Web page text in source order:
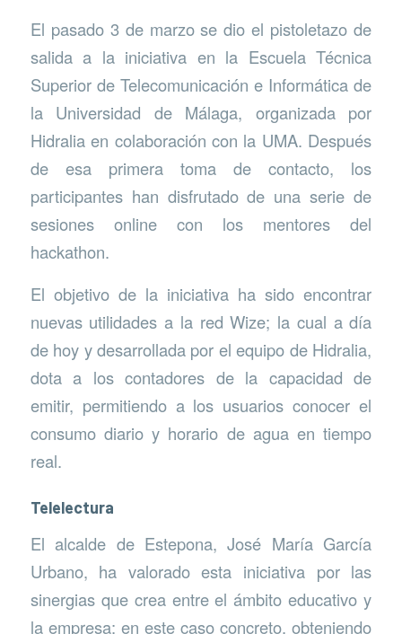
El pasado 3 de marzo se dio el pistoletazo de
salida a la iniciativa en la Escuela Técnica
Superior de Telecomunicación e Informática de
la Universidad de Málaga, organizada por
Hidralia en colaboración con la UMA. Después
de esa primera toma de contacto, los
participantes han disfrutado de una serie de
sesiones online con los mentores del
hackathon.
El objetivo de la iniciativa ha sido encontrar
nuevas utilidades a la red Wize; la cual a día
de hoy y desarrollada por el equipo de Hidralia,
dota a los contadores de la capacidad de
emitir, permitiendo a los usuarios conocer el
consumo diario y horario de agua en tiempo
real.
Telelectura
El alcalde de Estepona, José María García
Urbano, ha valorado esta iniciativa por las
sinergias que crea entre el ámbito educativo y
la empresa; en este caso concreto, obteniendo